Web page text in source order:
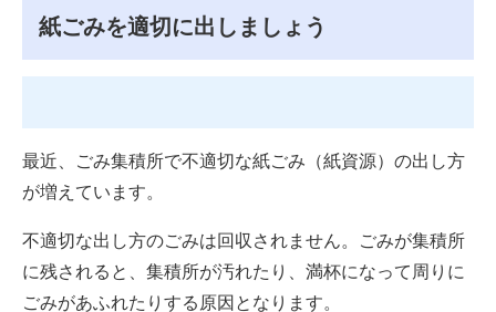
紙ごみを適切に出しましょう
最近、ごみ集積所で不適切な紙ごみ（紙資源）の出し方
が増えています。
不適切な出し方のごみは回収されません。ごみが集積所
に残されると、集積所が汚れたり、満杯になって周りに
ごみがあふれたりする原因となります。